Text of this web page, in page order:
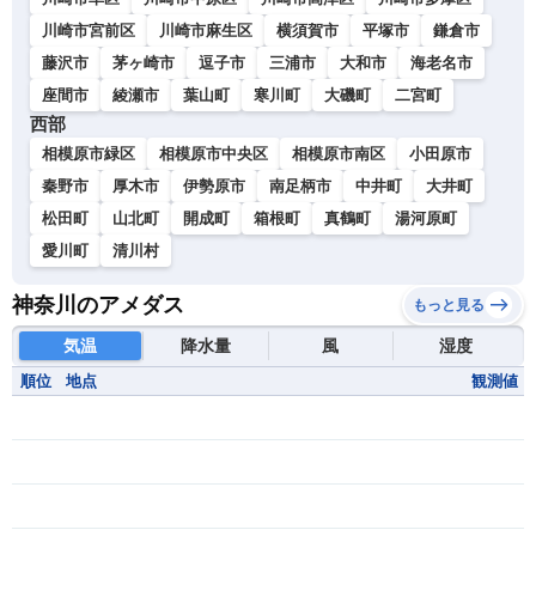
川崎市宮前区
川崎市麻生区 横須賀市 平塚市
鎌倉市
藤沢市
茅ヶ崎市 逗子市 三浦市 大和市
海老名市
座間市
綾瀬市 葉山町 寒川町 大磯町 二宮町
西部
相模原市緑区 相模原市中央区 相模原市南区
小田原市
秦野市
厚木市 伊勢原市 南足柄市 中井町
大井町
松田町
山北町 開成町 箱根町 真鶴町
湯河原町
愛川町
清川村
神奈川のアメダス もっと見る
気温 降水量 風 湿度
順位 地点 観測値